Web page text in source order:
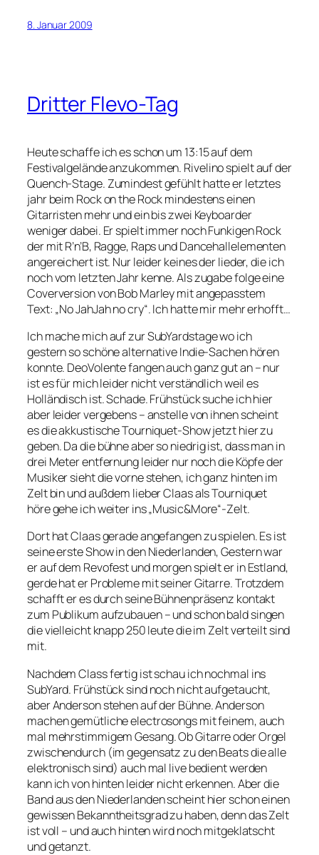
8. Januar 2009
Dritter Flevo-Tag
Heute schaffe ich es schon um 13:15 auf dem
Festivalgelände anzukommen. Rivelino spielt auf der
Quench-Stage. Zumindest gefühlt hatte er letztes
jahr beim Rock on the Rock mindestens einen
Gitarristen mehr und ein bis zwei Keyboarder
weniger dabei. Er spielt immer noch Funkigen Rock
der mit R’n’B, Ragge, Raps und Dancehallelementen
angereichert ist. Nur leider keines der lieder, die ich
noch vom letzten Jahr kenne. Als zugabe folge eine
Coverversion von Bob Marley mit angepasstem
Text: „No JahJah no cry“. Ich hatte mir mehr erhofft…
Ich mache mich auf zur SubYardstage wo ich
gestern so schöne alternative Indie-Sachen hören
konnte. DeoVolente fangen auch ganz gut an – nur
ist es für mich leider nicht verständlich weil es
Holländisch ist. Schade. Frühstück suche ich hier
aber leider vergebens – anstelle von ihnen scheint
es die akkustische Tourniquet-Show jetzt hier zu
geben. Da die bühne aber so niedrig ist, dass man in
drei Meter entfernung leider nur noch die Köpfe der
Musiker sieht die vorne stehen, ich ganz hinten im
Zelt bin und außdem lieber Claas als Tourniquet
höre gehe ich weiter ins „Music&More“-Zelt.
Dort hat Claas gerade angefangen zu spielen. Es ist
seine erste Show in den Niederlanden, Gestern war
er auf dem Revofest und morgen spielt er in Estland,
gerde hat er Probleme mit seiner Gitarre. Trotzdem
schafft er es durch seine Bühnenpräsenz kontakt
zum Publikum aufzubauen – und schon bald singen
die vielleicht knapp 250 leute die im Zelt verteilt sind
mit.
Nachdem Class fertig ist schau ich nochmal ins
SubYard. Frühstück sind noch nicht aufgetaucht,
aber Anderson stehen auf der Bühne. Anderson
machen gemütliche electrosongs mit feinem, auch
mal mehrstimmigem Gesang. Ob Gitarre oder Orgel
zwischendurch (im gegensatz zu den Beats die alle
elektronisch sind) auch mal live bedient werden
kann ich von hinten leider nicht erkennen. Aber die
Band aus den Niederlanden scheint hier schon einen
gewissen Bekanntheitsgrad zu haben, denn das Zelt
ist voll – und auch hinten wird noch mitgeklatscht
und getanzt.